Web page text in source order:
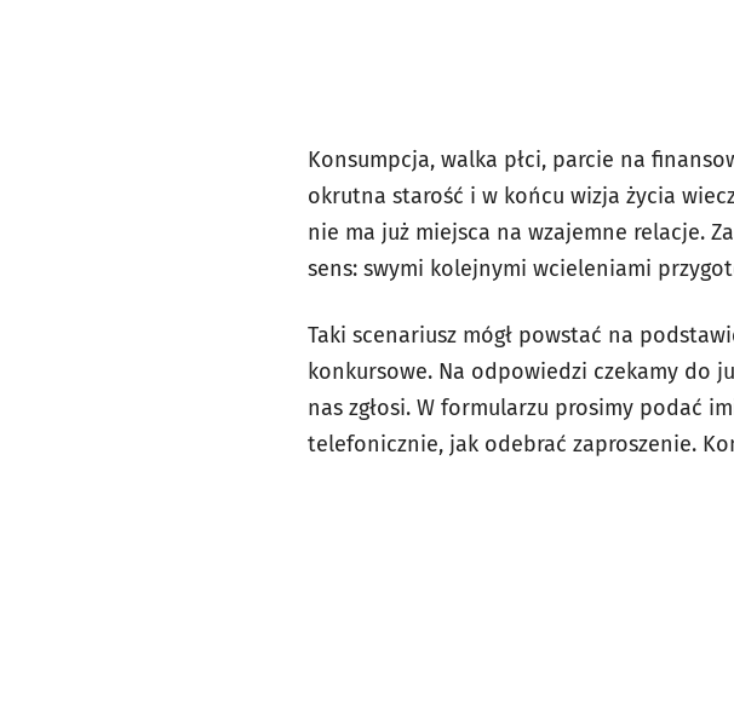
Konsumpcja, walka płci, parcie na
okrutna starość i w końcu wizja życia
nie ma już miejsca na wzajemne relacje.
sens: swymi kolejnymi wcieleniami
Taki scenariusz mógł powstać na
konkursowe. Na odpowiedzi czekamy do
nas zgłosi. W formularzu prosimy podać
telefonicznie, jak odebrać zaproszenie.